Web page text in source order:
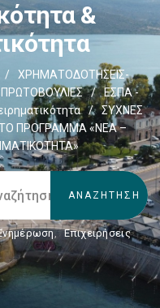
&
/
ΧΡΗΜΑΤΟΔΟΤΗΣΕΙΣ-
/
ΕΣΠΑ -
/
ΣΥΧΝΕΣ
ΤΟ ΠΡΟΓΡΑΜΜΑ «ΝΕΑ –
, Επιχειρήσεις